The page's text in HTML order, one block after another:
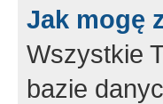
Jak mogę
Wszystkie
bazie